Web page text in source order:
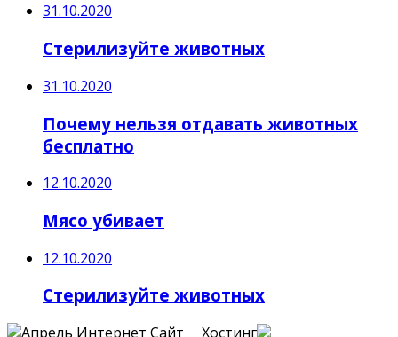
31.10.2020
Стерилизуйте животных
31.10.2020
Почему нельзя отдавать животных
бесплатно
12.10.2020
Мясо убивает
12.10.2020
Стерилизуйте животных
Сайт Хостинг